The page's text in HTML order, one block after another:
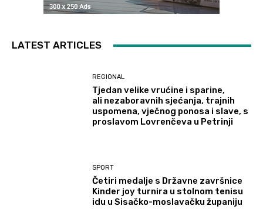
LATEST ARTICLES
REGIONAL
Tjedan velike vrućine i sparine,
ali nezaboravnih sjećanja, trajnih
uspomena, vječnog ponosa i slave, s
proslavom Lovrenčeva u Petrinji
SPORT
Četiri medalje s Državne završnice
Kinder joy turnira u stolnom tenisu
idu u Sisačko-moslavačku županiju